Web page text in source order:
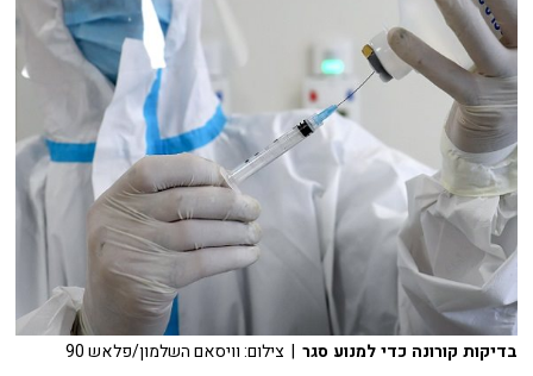
בדיקות קורונה כדי למנוע סגר | צילום: וויסאם השלמון/פלאש 90